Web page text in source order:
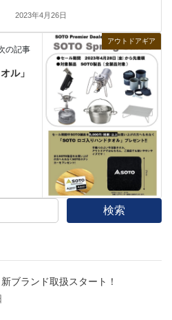
2023年4月26日
アウトドアギア
の記事
ル」
検索
ブランド取扱スタート！